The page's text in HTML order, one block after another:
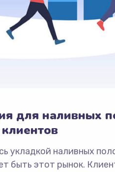
для наливных
укладкой наливных
быть этот рынок.